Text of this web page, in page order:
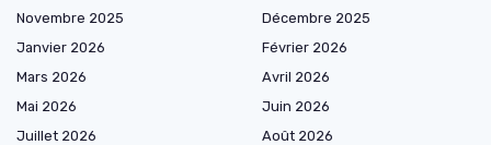
Novembre 2025
Décembre 2025
Janvier 2026
Février 2026
Mars 2026
Avril 2026
Mai 2026
Juin 2026
Juillet 2026
Août 2026